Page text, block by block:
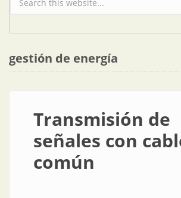
Formulario de búsqueda
gestión de energía
Transmisión de
señales con
común